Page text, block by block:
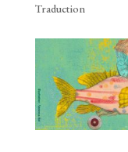
Traduction